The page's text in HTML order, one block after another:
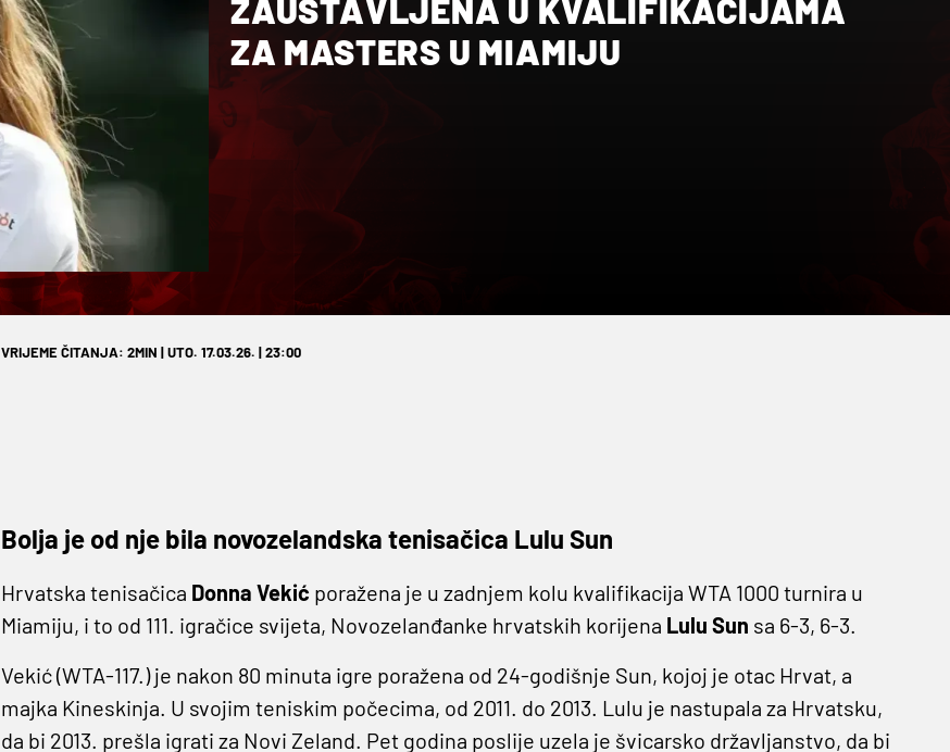
ZAUSTAVLJENA U KVALIFIKACIJAMA
ZA MASTERS U MIAMIJU
VRIJEME ČITANJA: 2MIN | UTO. 17.03.26. | 23:00
Bolja je od nje bila novozelandska tenisačica Lulu Sun
Hrvatska tenisačica Donna Vekić poražena je u zadnjem kolu kvalifikacija WTA 1000 turnira u
Miamiju, i to od 111. igračice svijeta, Novozelanđanke hrvatskih korijena Lulu Sun sa 6-3, 6-3.
Vekić (WTA-117.) je nakon 80 minuta igre poražena od 24-godišnje Sun, kojoj je otac Hrvat, a
majka Kineskinja. U svojim teniskim počecima, od 2011. do 2013. Lulu je nastupala za Hrvatsku,
da bi 2013. prešla igrati za Novi Zeland. Pet godina poslije uzela je švicarsko državljanstvo, da bi